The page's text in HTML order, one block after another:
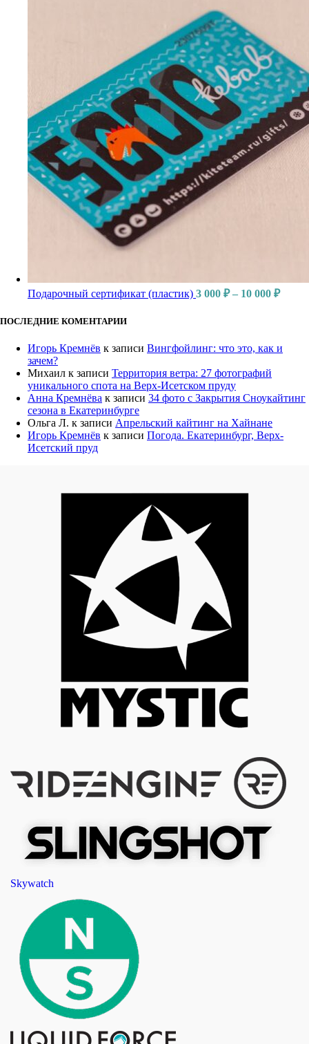
Подарочный сертификат (пластик) 3 000 ₽ – 10 000 ₽
ПОСЛЕДНИЕ КОМЕНТАРИИ
Игорь Кремнёв к записи Вингфойлинг: что это, как и
зачем?
Михаил к записи Территория ветра: 27 фотографий
уникального спота на Верх-Исетском пруду
Анна Кремнёва к записи 34 фото с Закрытия Сноукайтинг
сезона в Екатеринбурге
Ольга Л. к записи Апрельский кайтинг на Хайнане
Игорь Кремнёв к записи Погода. Екатеринбург, Верх-
Исетский пруд
Skywatch